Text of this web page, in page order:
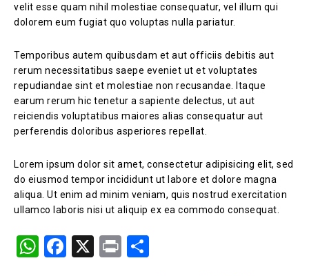
velit esse quam nihil molestiae consequatur, vel illum qui
dolorem eum fugiat quo voluptas nulla pariatur.
Temporibus autem quibusdam et aut officiis debitis aut
rerum necessitatibus saepe eveniet ut et voluptates
repudiandae sint et molestiae non recusandae. Itaque
earum rerum hic tenetur a sapiente delectus, ut aut
reiciendis voluptatibus maiores alias consequatur aut
perferendis doloribus asperiores repellat.
Lorem ipsum dolor sit amet, consectetur adipisicing elit, sed
do eiusmod tempor incididunt ut labore et dolore magna
aliqua. Ut enim ad minim veniam, quis nostrud exercitation
ullamco laboris nisi ut aliquip ex ea commodo consequat.
W F
X
Pr